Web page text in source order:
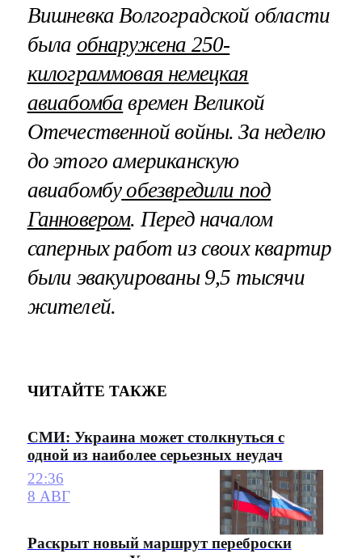
Вишневка Волгоградской области
была обнаружена 250-
килограммовая немецкая
авиабомба времен Великой
Отечественной войны. За неделю
до этого американскую
авиабомбуобезвредили под
Ганновером. Перед началом
саперных работ из своих квартир
были эвакуированы 9,5 тысячи
жителей.
ЧИТАЙТЕ ТАКЖЕ
СМИ: Украина может столкнуться с
одной из наиболее серьезных неудач
22:36
8 АВГ
Раскрыт новый маршрут переброски